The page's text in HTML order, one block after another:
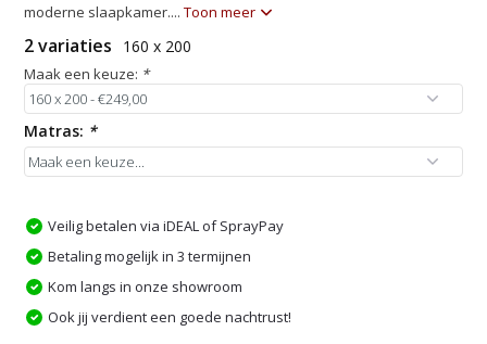
moderne slaapkamer....Toon meer
2 variaties 160 x 200
Maak een keuze: *
Matras: *
Veilig betalen via iDEAL of SprayPay
Betaling mogelijk in 3 termijnen
Kom langs in onze showroom
Ook jij verdient een goede nachtrust!